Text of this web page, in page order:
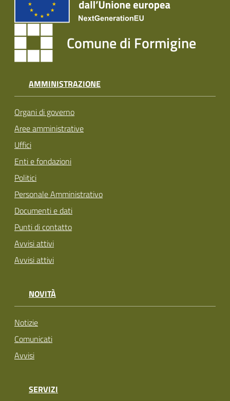
Comune di Formigine
AMMINISTRAZIONE
Organi di governo
Aree amministrative
Uffici
Enti e fondazioni
Politici
Personale Amministrativo
Documenti e dati
Punti di contatto
Avvisi attivi
Avvisi attivi
NOVITÀ
Notizie
Comunicati
Avvisi
SERVIZI